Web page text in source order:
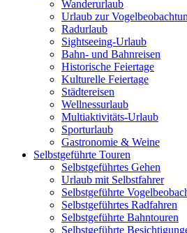
Wanderurlaub
Urlaub zur
Radurlaub
Sightseeing-Urlaub
Bahn- und Bahnreisen
Historische Feiertage
Kulturelle Feiertage
Städtereisen
Wellnessurlaub
Multiaktivitäts-Urlaub
Sporturlaub
Gastronomie & Weine
Selbstgeführte Touren
Selbstgeführtes Gehen
Urlaub mit Selbstfahrer
Selbstgeführte
Selbstgeführtes Radfahren
Selbstgeführte Bahntouren
Selbstgeführte